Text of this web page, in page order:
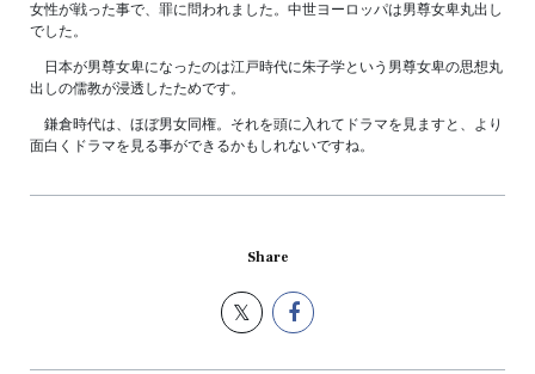
女性が戦った事で、罪に問われました。中世ヨーロッパは男尊女卑丸出し
でした。
日本が男尊女卑になったのは江戸時代に朱子学という男尊女卑の思想丸
出しの儒教が浸透したためです。
鎌倉時代は、ほぼ男女同権。それを頭に入れてドラマを見ますと、より
面白くドラマを見る事ができるかもしれないですね。
Share